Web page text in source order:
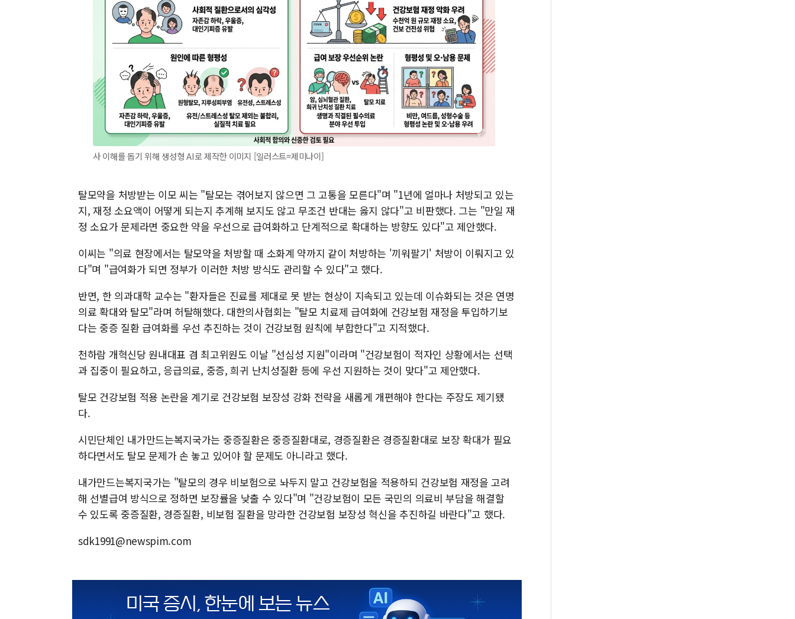
사 이해를 돕기 위해 생성형 AI로 제작한 이미지 [일러스트=제미나이]
탈모약을 처방받는 이모 씨는 "탈모는 겪어보지 않으면 그 고통을 모른다"며 "1년에 얼마나 처방되고 있는
지, 재정 소요액이 어떻게 되는지 추계해 보지도 않고 무조건 반대는 옳지 않다"고 비판했다. 그는 "만일 재
정 소요가 문제라면 중요한 약을 우선으로 급여화하고 단계적으로 확대하는 방향도 있다"고 제안했다.
이씨는 "의료 현장에서는 탈모약을 처방할 때 소화계 약까지 같이 처방하는 '끼워팔기' 처방이 이뤄지고 있
다"며 "급여화가 되면 정부가 이러한 처방 방식도 관리할 수 있다"고 했다.
반면, 한 의과대학 교수는 "환자들은 진료를 제대로 못 받는 현상이 지속되고 있는데 이슈화되는 것은 연명
의료 확대와 탈모"라며 허탈해했다. 대한의사협회는 "탈모 치료제 급여화에 건강보험 재정을 투입하기보
다는 중증 질환 급여화를 우선 추진하는 것이 건강보험 원칙에 부합한다"고 지적했다.
천하람 개혁신당 원내대표 겸 최고위원도 이날 "선심성 지원"이라며 "건강보험이 적자인 상황에서는 선택
과 집중이 필요하고, 응급의료, 중증, 희귀 난치성질환 등에 우선 지원하는 것이 맞다"고 제안했다.
탈모 건강보험 적용 논란을 계기로 건강보험 보장성 강화 전략을 새롭게 개편해야 한다는 주장도 제기됐
다.
시민단체인 내가만드는복지국가는 중증질환은 중증질환대로, 경증질환은 경증질환대로 보장 확대가 필요
하다면서도 탈모 문제가 손 놓고 있어야 할 문제도 아니라고 했다.
내가만드는복지국가는 "탈모의 경우 비보험으로 놔두지 말고 건강보험을 적용하되 건강보험 재정을 고려
해 선별급여 방식으로 정하면 보장률을 낮출 수 있다"며 "건강보험이 모든 국민의 의료비 부담을 해결할
수 있도록 중증질환, 경증질환, 비보험 질환을 망라한 건강보험 보장성 혁신을 추진하길 바란다"고 했다.
sdk1991@newspim.com